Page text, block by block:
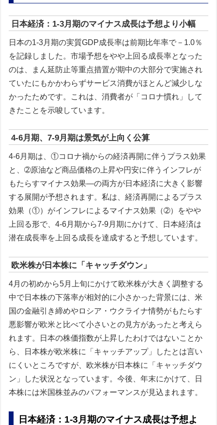
日本経済：1-3月期のマイナス成長は予想より小幅
日本の1-3月期の実質GDP成長率は前期比年率で－1.0％
を記録しました。市場予想をやや上回る成長率となった
のは、まん延防止等重点措置が期中の大部分で実施され
ていたにもかかわらずサービス消費がほとんど減少しな
かったためです。これは、消費者が「コロナ慣れ」して
きたことを示唆しています。
4-6月期、7-9月期は景気が上向く公算
4-6月期は、①コロナ禍からの経済再開に伴うプラス効果
と、➁原油など商品価格の上昇や円安に伴うインフレが
もたらすマイナス効果—の両方が日本経済に大きく影響
する展開が予想されます。私は、経済再開によるプラス
効果（①）がインフレによるマイナス効果（➁）をやや
上回る形で、4-6月期から7-9月期にかけて、日本経済は
潜在成長率を上回る成長を達成すると予想しています。
欧米株が日本株に「キャッチダウン」
4月の初めから5月上旬にかけて欧米株が大きく調整する
中で日本株の下落率が相対的に小さかった背景には、米
国の金融引き締めやロシア・ウクライナ情勢がもたらす
悪影響が欧米と比べて小さいとの見方があったと考えら
れます。日本の株価指数が上昇したわけではないことか
ら、日本株が欧米株に「キャッチアップ」したとは言い
にくいところですが、欧米株が日本株に「キャッチダウ
ン」した状況となっています。今後、年末にかけて、日
本株には米国株並みのパフォーマンスが見込まれます。
日本経済：1-3月期のマイナス成長は予想よ